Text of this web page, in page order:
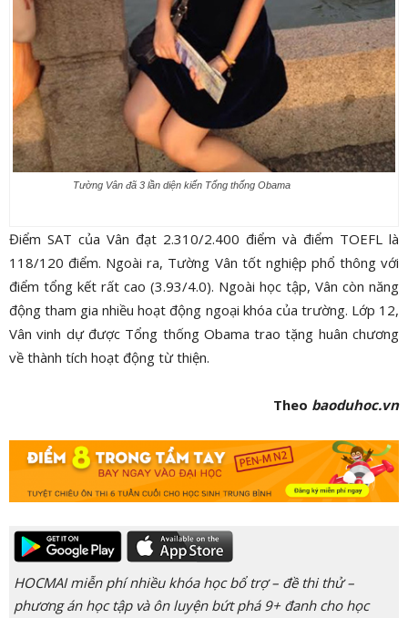
Tường Vân đã 3 lần diện kiến Tổng thống Obama
Điểm SAT của Vân đạt 2.310/2.400 điểm và điểm TOEFL là
118/120 điểm. Ngoài ra, Tường Vân tốt nghiệp phổ thông với
điểm tổng kết rất cao (3.93/4.0). Ngoài học tập, Vân còn năng
động tham gia nhiều hoạt động ngoại khóa của trường. Lớp 12,
Vân vinh dự được Tổng thống Obama trao tặng huân chương
về thành tích hoạt động từ thiện.
Theo baoduhoc.vn
HOCMAI miễn phí nhiều khóa học bổ trợ – đề thi thử –
phương án học tập và ôn luyện bứt phá 9+ đanh cho học